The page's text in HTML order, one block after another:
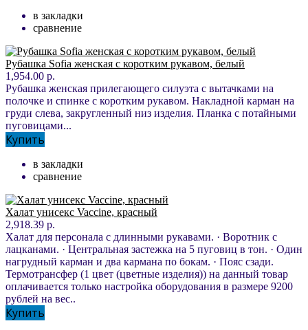
в закладки
сравнение
Рубашка Sofia женская с коротким рукавом, белый
1,954.00 р.
Рубашка женская прилегающего силуэта с вытачками на
полочке и спинке с коротким рукавом. Накладной карман на
груди слева, закругленный низ изделия. Планка с потайными
пуговицами...
Купить
в закладки
сравнение
Халат унисекс Vaccine, красный
2,918.39 р.
Халат для персонала с длинными рукавами. · Воротник с
лацканами. · Центральная застежка на 5 пуговиц в тон. · Один
нагрудный карман и два кармана по бокам. · Пояс сзади.
Термотрансфер (1 цвет (цветные изделия)) на данный товар
оплачивается только настройка оборудования в размере 9200
рублей на вес..
Купить